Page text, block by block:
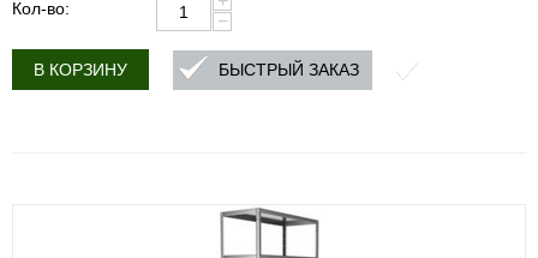
Кол-во:
−
В КОРЗИНУ БЫСТРЫЙ ЗАКАЗ